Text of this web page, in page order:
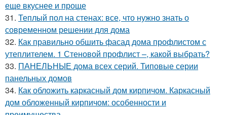
еще вкуснее и проще
31. Теплый пол на стенах: все, что нужно знать о
современном решении для дома
32. Как правильно обшить фасад дома профлистом с
утеплителем. 1 Стеновой профлист –, какой выбрать?
33. ПАНЕЛЬНЫЕ дома всех серий. Типовые серии
панельных домов
34. Как обложить каркасный дом кирпичом. Каркасный
дом обложенный кирпичом: особенности и